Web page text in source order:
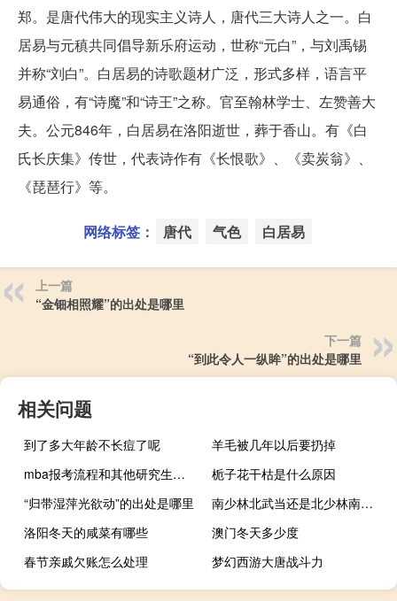
郑。是唐代伟大的现实主义诗人，唐代三大诗人之一。白
居易与元稹共同倡导新乐府运动，世称“元白”，与刘禹锡
并称“刘白”。白居易的诗歌题材广泛，形式多样，语言平
易通俗，有“诗魔”和“诗王”之称。官至翰林学士、左赞善大
夫。公元846年，白居易在洛阳逝世，葬于香山。有《白
氏长庆集》传世，代表诗作有《长恨歌》、《卖炭翁》、
《琵琶行》等。
网络标签： 唐代 气色 白居易
上一篇
“金钿相照耀”的出处是哪里
下一篇
“到此令人一纵眸”的出处是哪里
相关问题
到了多大年龄不长痘了呢
羊毛被几年以后要扔掉
mba报考流程和其他研究生招生专业一样吗
栀子花干枯是什么原因
“归带湿萍光欲动”的出处是哪里
南少林北武当还是北少林南武当
洛阳冬天的咸菜有哪些
澳门冬天多少度
春节亲戚欠账怎么处理
梦幻西游大唐战斗力